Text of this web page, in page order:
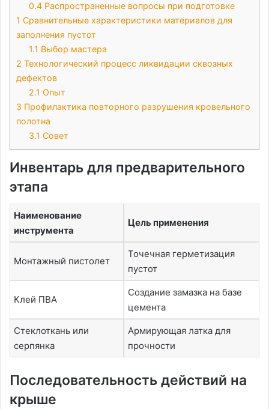
0.4 Распространенные вопросы при подготовке
1 Сравнительные характеристики материалов для
заполнения пустот
1.1 Выбор мастера
2 Технологический процесс ликвидации сквозных
дефектов
2.1 Опыт
3 Профилактика повторного разрушения кровельного
полотна
3.1 Совет
Инвентарь для предварительного
этапа
Наименование
инструмента
Цель применения
Монтажный пистолет
Точечная герметизация
пустот
Клей ПВА
Создание замазка на базе
цемента
Стеклоткань или
серпянка
Армирующая латка для
прочности
Последовательность действий на
крыше